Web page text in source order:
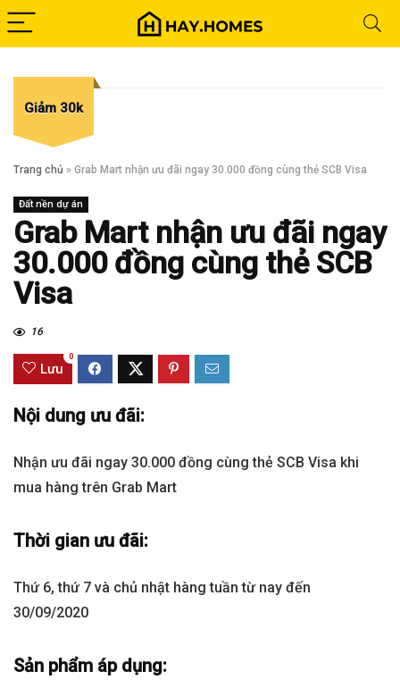
Giảm 30k
Trang chủ » Grab Mart nhận ưu đãi ngay 30.000 đồng cùng thẻ SCB Visa
Đất nền dự án
Grab Mart nhận ưu đãi ngay
30.000 đồng cùng thẻ SCB
Visa
16
Lưu
0
Nội dung ưu đãi:
Nhận ưu đãi ngay 30.000 đồng cùng thẻ SCB Visa khi
mua hàng trên Grab Mart
Thời gian ưu đãi:
Thứ 6, thứ 7 và chủ nhật hàng tuần từ nay đến
30/09/2020
Sản phẩm áp dụng: